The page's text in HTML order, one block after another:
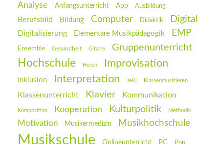
Analyse Anfangsunterricht App Ausbildung
Berufsbild Bildung Computer Didaktik Digital
Digitalisierung Elementare Musikpädagogik EMP
Ensemble Gesundheit Gitarre Gruppenunterricht
Hochschule Hören Improvisation
Inklusion Interpretation JeKi Klassenmusizieren
Klassenunterricht Klavier Kommunikation
Komposition Kooperation Kulturpolitik Methodik
Motivation Musikermedizin Musikhochschule
Musikschule Onlineunterricht PC Pop